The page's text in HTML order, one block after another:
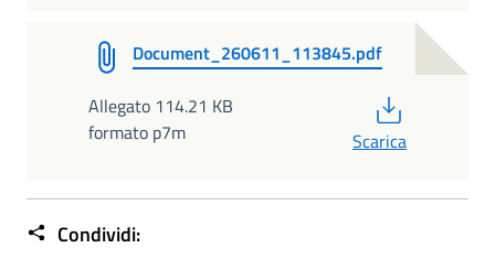
Document_260611_113845.pdf
Allegato 114.21 KB
formato p7m
Scarica
Condividi: